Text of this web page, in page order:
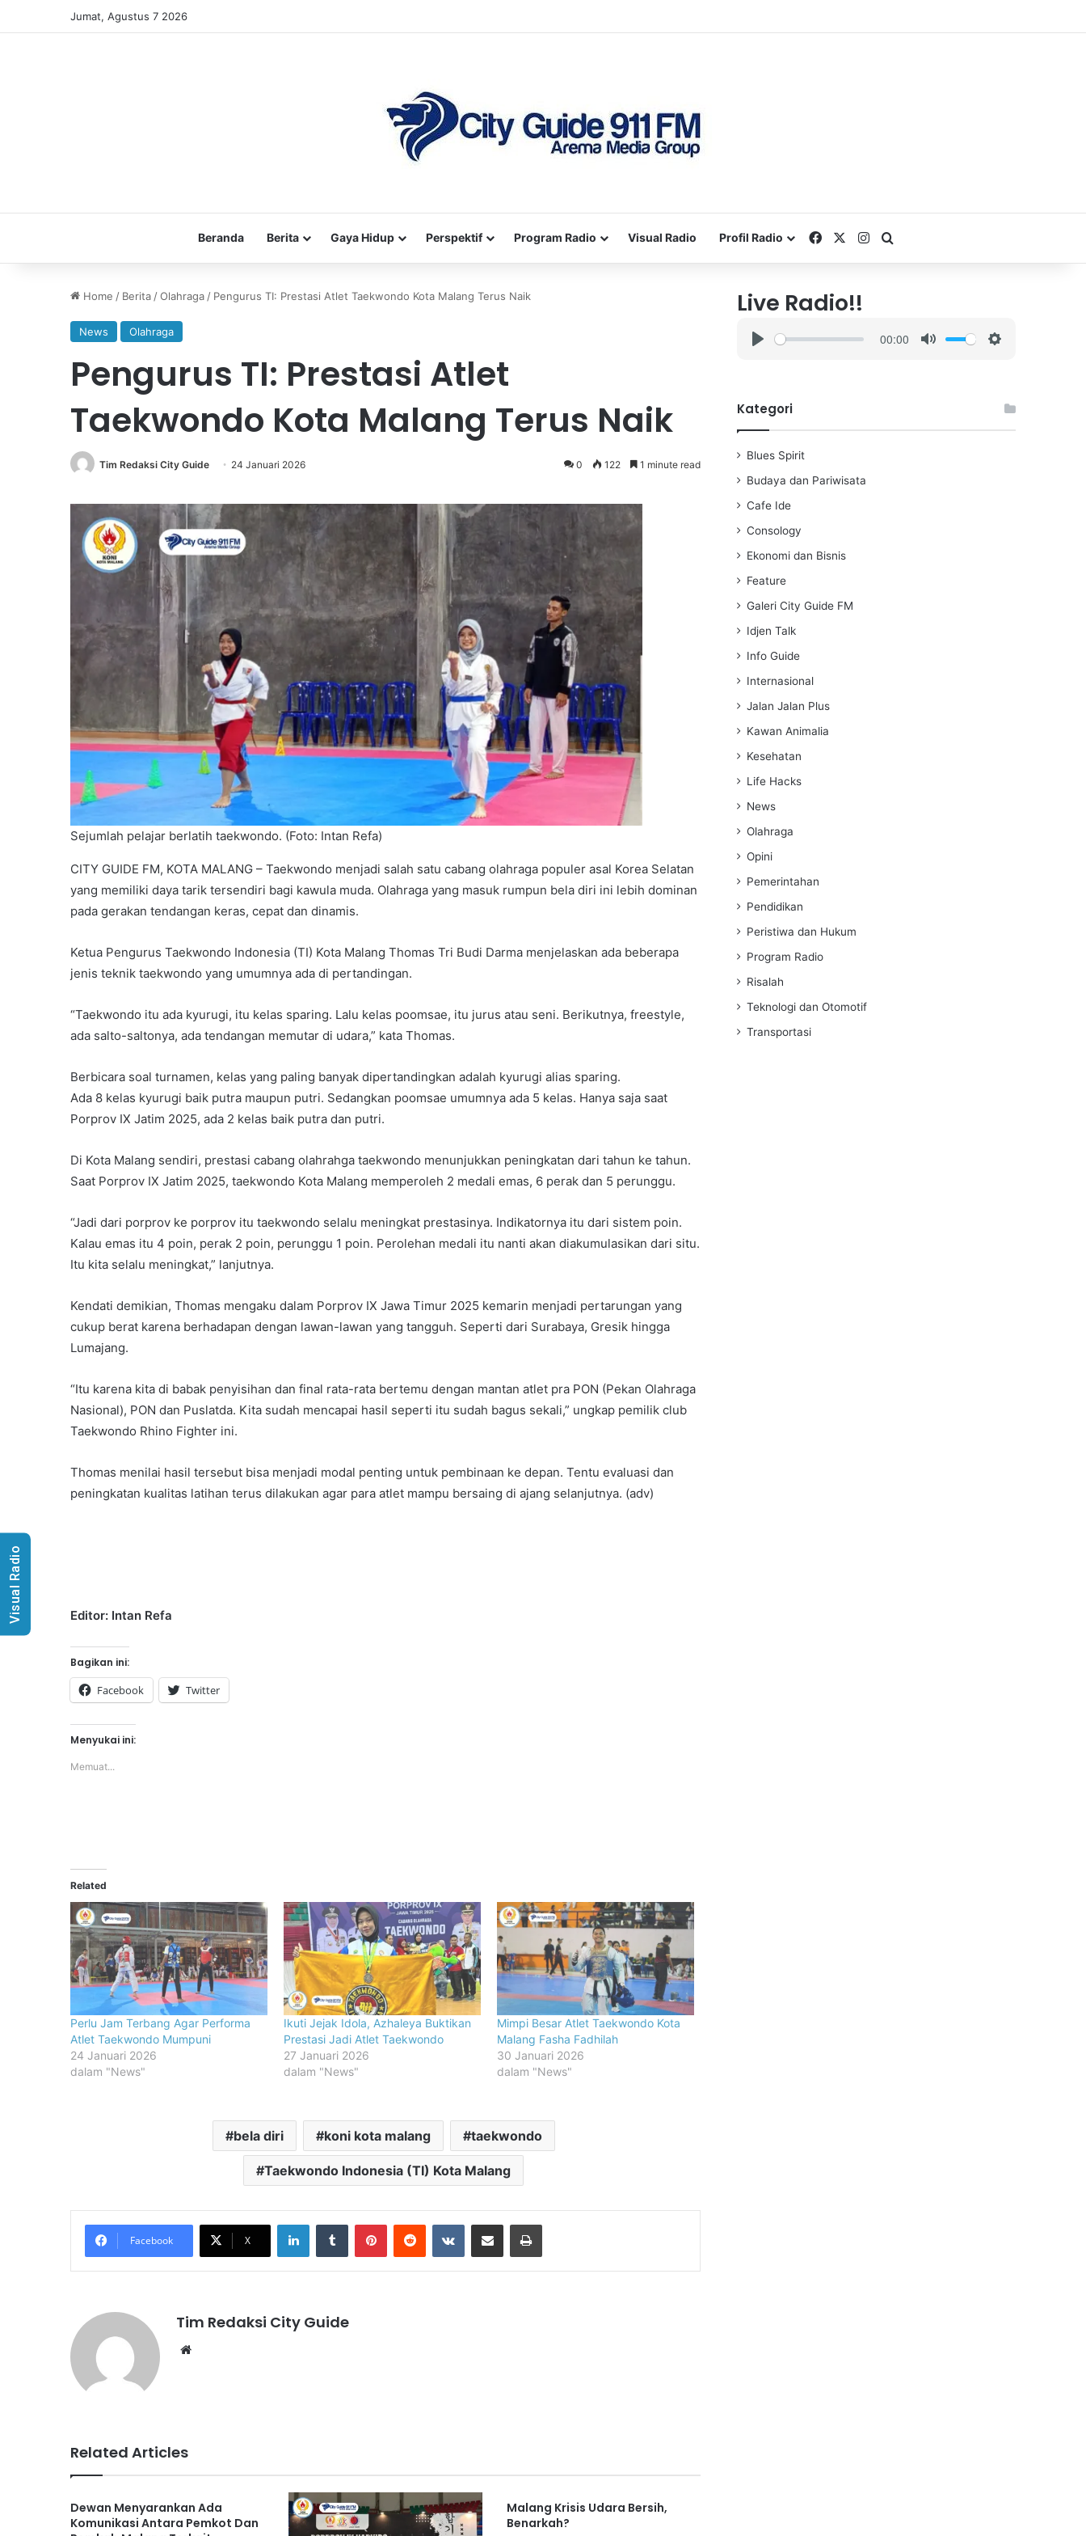
Jumat, Agustus 7 2026
Beranda Berita Gaya Hidup Perspektif Program Radio Visual Radio Profil Radio FacebookInstagram
Home / Berita /Olahraga / Pengurus TI: Prestasi Atlet Taekwondo Kota Malang Terus Naik
News Olahraga
Pengurus TI: Prestasi Atlet
Taekwondo Kota Malang Terus Naik
Tim Redaksi City Guide 24 Januari 2026 0 122 1 minute read
Sejumlah pelajar berlatih taekwondo. (Foto: Intan Refa)
CITY GUIDE FM, KOTA MALANG – Taekwondo menjadi salah satu cabang olahraga populer asal Korea Selatan
yang memiliki daya tarik tersendiri bagi kawula muda. Olahraga yang masuk rumpun bela diri ini lebih dominan
pada gerakan tendangan keras, cepat dan dinamis.
Ketua Pengurus Taekwondo Indonesia (TI) Kota Malang Thomas Tri Budi Darma menjelaskan ada beberapa
jenis teknik taekwondo yang umumnya ada di pertandingan.
“Taekwondo itu ada kyurugi, itu kelas sparing. Lalu kelas poomsae, itu jurus atau seni. Berikutnya, freestyle,
ada salto-saltonya, ada tendangan memutar di udara,” kata Thomas.
Berbicara soal turnamen, kelas yang paling banyak dipertandingkan adalah kyurugi alias sparing.
Ada 8 kelas kyurugi baik putra maupun putri. Sedangkan poomsae umumnya ada 5 kelas. Hanya saja saat
Porprov IX Jatim 2025, ada 2 kelas baik putra dan putri.
Di Kota Malang sendiri, prestasi cabang olahrahga taekwondo menunjukkan peningkatan dari tahun ke tahun.
Saat Porprov IX Jatim 2025, taekwondo Kota Malang memperoleh 2 medali emas, 6 perak dan 5 perunggu.
“Jadi dari porprov ke porprov itu taekwondo selalu meningkat prestasinya. Indikatornya itu dari sistem poin.
Kalau emas itu 4 poin, perak 2 poin, perunggu 1 poin. Perolehan medali itu nanti akan diakumulasikan dari situ.
Itu kita selalu meningkat,” lanjutnya.
Kendati demikian, Thomas mengaku dalam Porprov IX Jawa Timur 2025 kemarin menjadi pertarungan yang
cukup berat karena berhadapan dengan lawan-lawan yang tangguh. Seperti dari Surabaya, Gresik hingga
Lumajang.
“Itu karena kita di babak penyisihan dan final rata-rata bertemu dengan mantan atlet pra PON (Pekan Olahraga
Nasional), PON dan Puslatda. Kita sudah mencapai hasil seperti itu sudah bagus sekali,” ungkap pemilik club
Taekwondo Rhino Fighter ini.
Thomas menilai hasil tersebut bisa menjadi modal penting untuk pembinaan ke depan. Tentu evaluasi dan
peningkatan kualitas latihan terus dilakukan agar para atlet mampu bersaing di ajang selanjutnya. (adv)
Editor: Intan Refa
Bagikan ini:
Facebook Twitter
Menyukai ini:
Memuat...
Related
Perlu Jam Terbang Agar Performa
Atlet Taekwondo Mumpuni
24 Januari 2026
dalam "News"
Ikuti Jejak Idola, Azhaleya Buktikan
Prestasi Jadi Atlet Taekwondo
27 Januari 2026
dalam "News"
Mimpi Besar Atlet Taekwondo Kota
Malang Fasha Fadhilah
30 Januari 2026
dalam "News"
bela diri koni kota malang taekwondo
Taekwondo Indonesia (TI) Kota Malang
Facebook X
LinkedInTumblr PinterestReddit VKontakteShare via Email Print
Tim Redaksi City Guide
Related Articles
Dewan Menyarankan Ada
Komunikasi Antara Pemkot Dan
Malang Krisis Udara Bersih,
Benarkah?
Live Radio!!
y
00:00
i
Kategori
Blues Spirit
Budaya dan Pariwisata
Cafe Ide
Consology
Ekonomi dan Bisnis
Feature
Galeri City Guide FM
Idjen Talk
Info Guide
Internasional
Jalan Jalan Plus
Kawan Animalia
Kesehatan
Life Hacks
News
Olahraga
Opini
Pemerintahan
Pendidikan
Peristiwa dan Hukum
Program Radio
Risalah
Teknologi dan Otomotif
Transportasi
Visual Radio